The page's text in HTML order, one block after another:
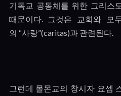
기독교 공동체를 위한 그리스
때문이다. 그것은 교회와 모
의 “사랑”(caritas)과 관련된다.
그런데 몰몬교의 창시자 요셉